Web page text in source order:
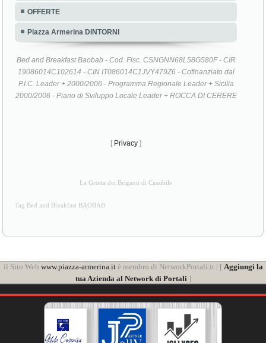
OFFERTE
Piazza Armerina DINTORNI
Bed and Breakfast Baobab - Cod. Fisc. CSNGNN68L58G580F - CIR
19086014C102614 - CIN IT086014C1JVY479Z6 - Cofinanziato dal
P.I.C. Leader + 2000/2006 - Programma Regionale Leader + Sicilia
2000/2006 - Piano di Sviluppo Locale Leader + ROCCA DI CERERE
[ Privacy ]
La Grotta dei Briganti di Cassibile
Tag Bed and Breakfast BAOBAB
il Sito Web www.piazza-armerina.itè membro di NetworkPortali.it | [ Aggiungi la
tua Azienda al Network di Portali ]